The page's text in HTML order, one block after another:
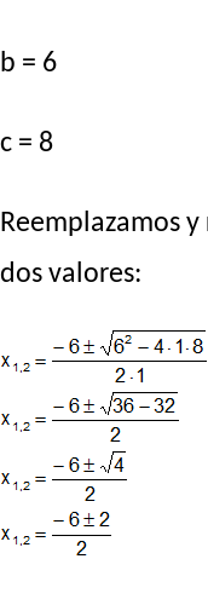
b = 6
c = 8
Reemplazamos
dos valores: